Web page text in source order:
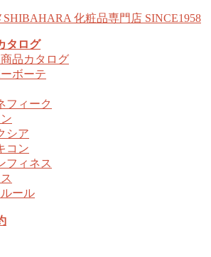
タログ
品カタログ
ボーテ
フィーク
シア
コン
フィネス
ール